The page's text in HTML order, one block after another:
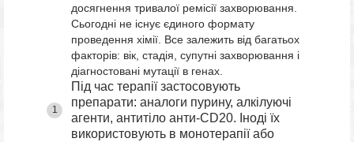
досягнення тривалої ремісії захворювання.
Сьогодні не існує єдиного формату
проведення хімії. Все залежить від багатьох
факторів: вік, стадія, супутні захворювання і
діагностовані мутації в генах.
Під час терапії застосовують
препарати: аналоги пурину, алкілуючі
агенти, антитіло анти-CD20. Іноді їх
використовують в монотерапії або